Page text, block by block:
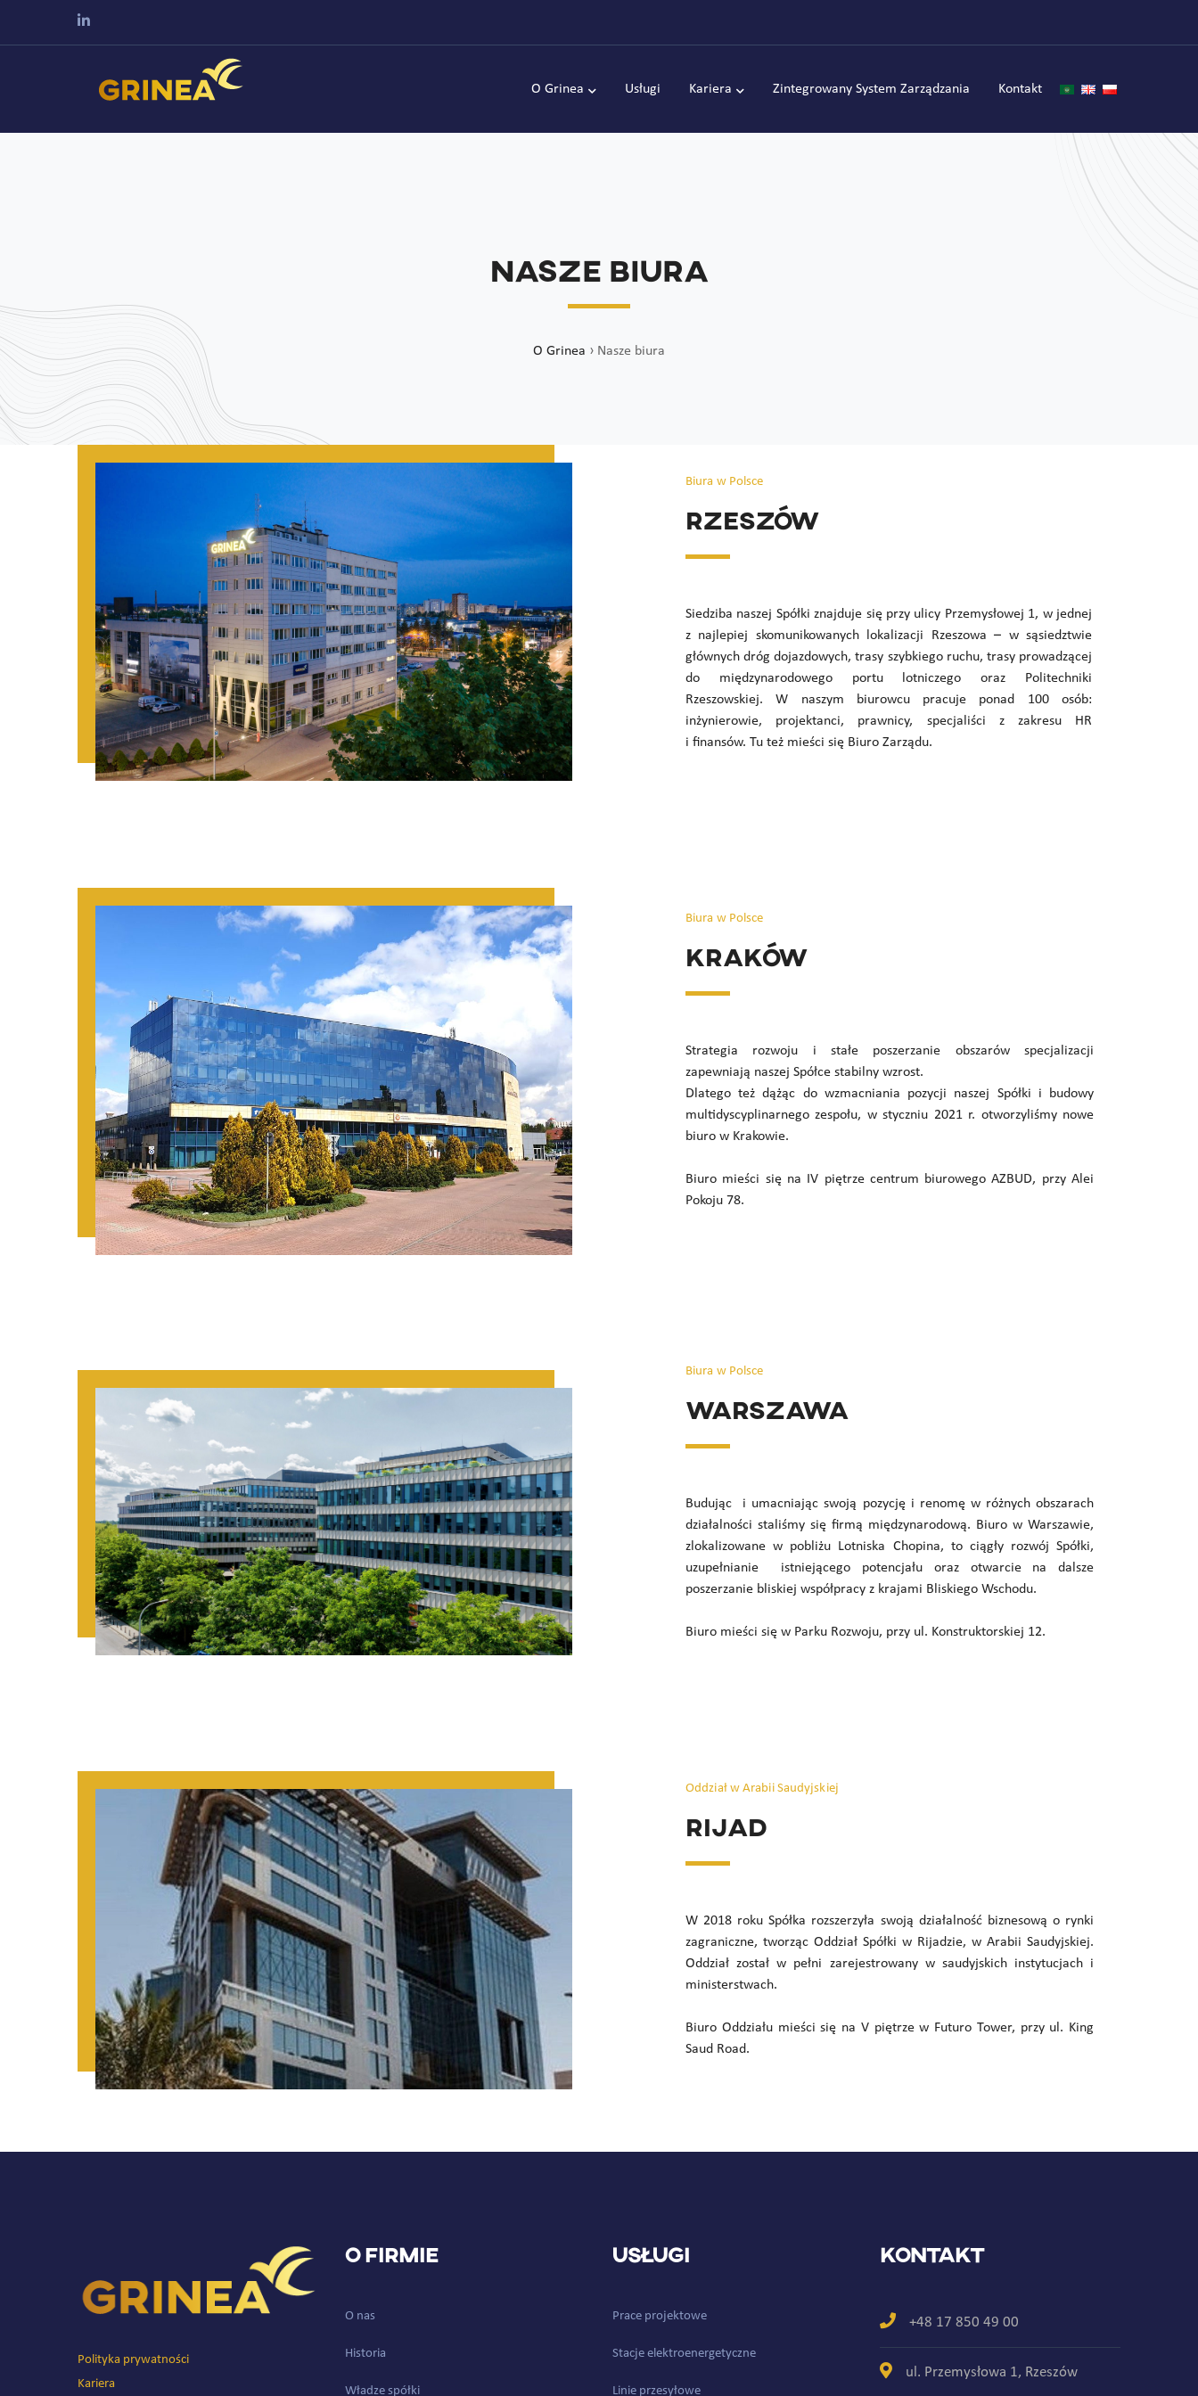
O Grinea Usługi Kariera Zintegrowany System Zarządzania Kontakt
Nasze biura
O Grinea › Nasze biura
Biura w Polsce
Rzeszów
Siedziba naszej Spółki znajduje się przy ulicy Przemysłowej 1, w jednej
z najlepiej skomunikowanych lokalizacji Rzeszowa – w sąsiedztwie
głównych dróg dojazdowych, trasy szybkiego ruchu, trasy prowadzącej
do międzynarodowego portu lotniczego oraz Politechniki
Rzeszowskiej. W naszym biurowcu pracuje ponad 100 osób:
inżynierowie, projektanci, prawnicy, specjaliści z zakresu HR
i finansów. Tu też mieści się Biuro Zarządu.
Biura w Polsce
Kraków
Strategia rozwoju i stałe poszerzanie obszarów specjalizacji
zapewniają naszej Spółce stabilny wzrost.
Dlatego też dążąc do wzmacniania pozycji naszej Spółki i budowy
multidyscyplinarnego zespołu, w styczniu 2021 r. otworzyliśmy nowe
biuro w Krakowie.
Biuro mieści się na IV piętrze centrum biurowego AZBUD, przy Alei
Pokoju 78.
Biura w Polsce
Warszawa
Budując i umacniając swoją pozycję i renomę w różnych obszarach
działalności staliśmy się firmą międzynarodową. Biuro w Warszawie,
zlokalizowane w pobliżu Lotniska Chopina, to ciągły rozwój Spółki,
uzupełnianie istniejącego potencjału oraz otwarcie na dalsze
poszerzanie bliskiej współpracy z krajami Bliskiego Wschodu.
Biuro mieści się w Parku Rozwoju, przy ul. Konstruktorskiej 12.
Oddział w Arabii Saudyjskiej
Rijad
W 2018 roku Spółka rozszerzyła swoją działalność biznesową o rynki
zagraniczne, tworząc Oddział Spółki w Rijadzie, w Arabii Saudyjskiej.
Oddział został w pełni zarejestrowany w saudyjskich instytucjach i
ministerstwach.
Biuro Oddziału mieści się na V piętrze w Futuro Tower, przy ul. King
Saud Road.
Polityka prywatności
Kariera
O firmie
O nas
Historia
Władze spółki
Usługi
Prace projektowe
Stacje elektroenergetyczne
Linie przesyłowe
Kontakt
+48 17 850 49 00
ul. Przemysłowa 1, Rzeszów